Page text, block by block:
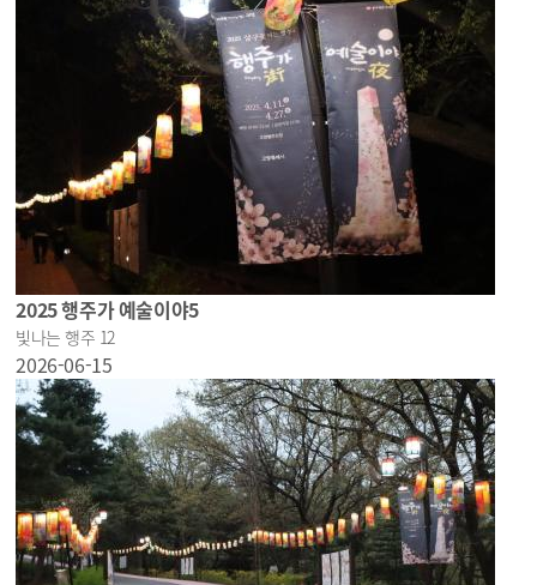
2025 행주가 예술이야5
빛나는 행주 12
2026-06-15